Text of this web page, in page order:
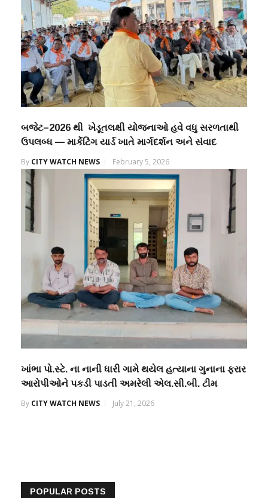
બજેટ–2026 થી ખેડૂતલક્ષી યોજનાઓ હવે વધુ સરળતાથી
ઉપલબ્ધ — માર્કેટિંગ યાર્ડ ખાતે માર્ગદર્શન અને સંવાદ
By CITY WATCH NEWS February 5, 2026
ખાંભા પો.સ્ટે. ના નાની ધારી ગામે થયેલ હત્યાના ગુનાના ફરાર
આરોપીઓને પકડી પાડતી અમરેલી એલ.સી.બી. ટીમ
By CITY WATCH NEWS July 21, 2026
POPULAR POSTS